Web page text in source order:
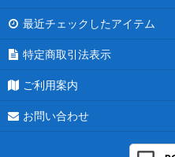
最近チェックしたアイテム
特定商取引法表示
ご利用案内
お問い合わせ